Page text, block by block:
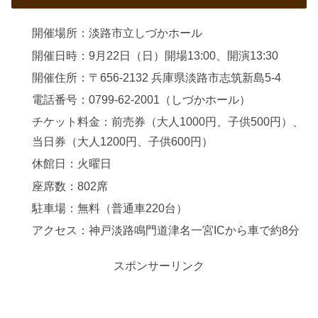
開催場所：淡路市立しづかホール
開催日時：9月22日（日）開場13:00、開演13:30
開催住所：〒656-2132 兵庫県淡路市志筑新島5-4
電話番号：0799-62-2001（しづかホール）
チケット料金：前売券（大人1000円、子供500円）、
当日券（大人1200円、子供600円）
休館日：火曜日
座席数：802席
駐車場：無料（普通車220台）
アクセス：神戸淡路鳴門道津名一宮ICから車で約8分
スポンサーリンク